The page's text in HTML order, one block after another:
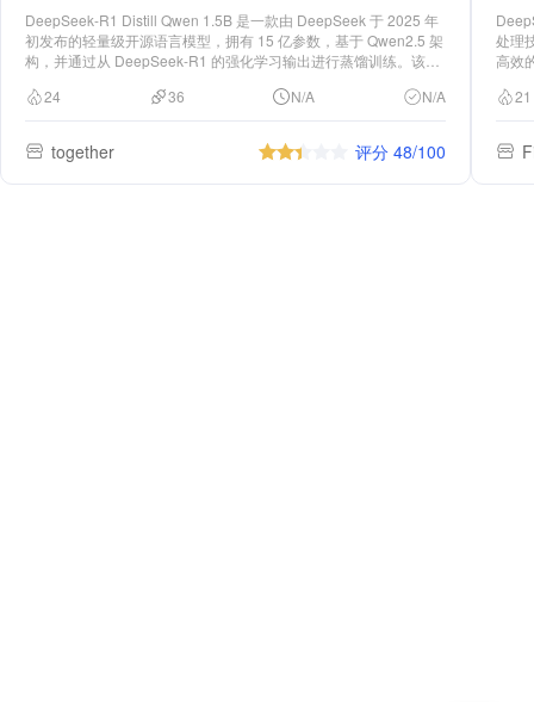
DeepSeek-R1 Distill Qwen 1.5B 是一款由 DeepSeek 于 2025 年
初发布的轻量级开源语言模型，拥有 15 亿参数，基于 Qwen2.5 架
构，并通过从 DeepSeek-R1 的强化学习输出进行蒸馏训练。该模
的 Pass@1 准确率，超过 GPT-4o 和 Claude 3.5。其高效的性能
使其适用于资源受限的设备，如边缘计算和本地部署场景。
24 36 N/A N/A
together 评分 48/100
处理
高效
能搜
检索
速找
21